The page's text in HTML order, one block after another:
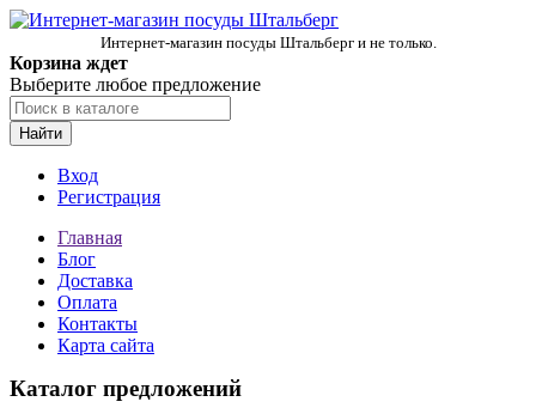
Интернет-магазин посуды Штальберг и не только.
Корзина ждет
Выберите любое предложение
Найти
Вход
Регистрация
Главная
Блог
Доставка
Оплата
Контакты
Карта сайта
Каталог предложений